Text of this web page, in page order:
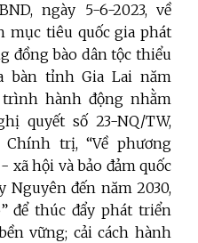
ngày 5-6-2023, về
mục tiêu quốc gia phát
đồng bào dân tộc thiểu
bàn tỉnh Gia Lai năm
trình hành động nhằm
quyết số 23-NQ/TW,
Chính trị, “Về phương
hội và bảo đảm quốc
đến năm 2030,
để thúc đẩy phát triển
vững; cải cách hành